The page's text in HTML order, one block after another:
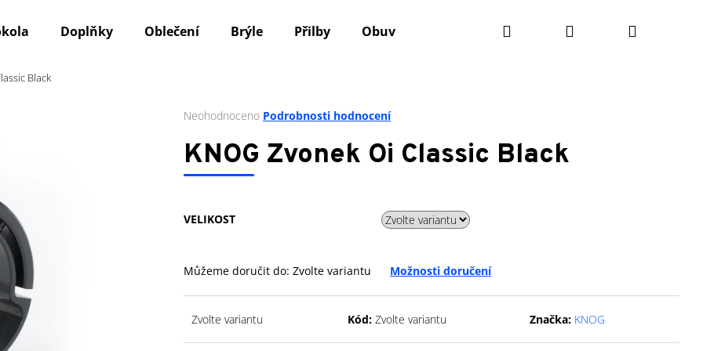
Doplňky Oblečení Brýle Přilby Obuv Výživa Údržba kola
Hledat PřihlášeníNákupní
Black
Průměrné
produktu
je
0,0
hvězdiček.
Neohodnoceno Podrobnosti hodnocení
KNOG Zvonek Oi Classic Black
VELIKOST
Můžeme doručit do: Zvolte variantu Možnosti doručení
Zvolte variantu Kód: Zvolte variantu Značka: KNOG
Co potřebujete najít?
HLEDAT